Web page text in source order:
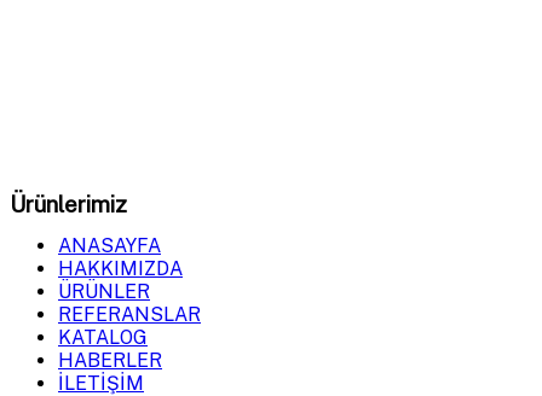
Ürünlerimiz
ANASAYFA
HAKKIMIZDA
ÜRÜNLER
REFERANSLAR
KATALOG
HABERLER
İLETİŞİM